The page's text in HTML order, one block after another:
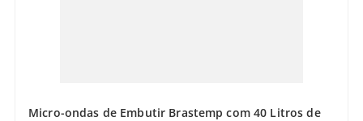
Micro-ondas de Embutir Brastemp com 40 Litros de